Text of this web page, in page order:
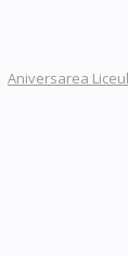
Aniversarea